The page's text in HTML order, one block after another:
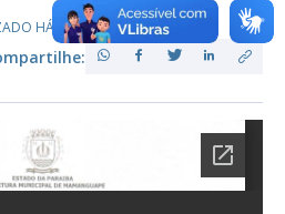
HÁ 2 ANOS ATRÁS